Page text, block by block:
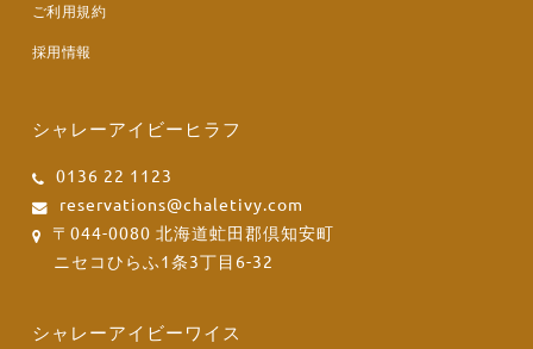
ご利用規約
採用情報
シャレーアイビーヒラフ
0136 22 1123
reservations@chaletivy.com
〒044-0080 北海道虻田郡倶知安町
ニセコひらふ1条3丁目6-32
シャレーアイビーワイス